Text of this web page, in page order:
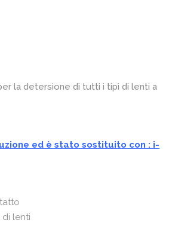
la detersione di tutti i tipi di lenti a
ed è stato sostituito con : i-
lenti